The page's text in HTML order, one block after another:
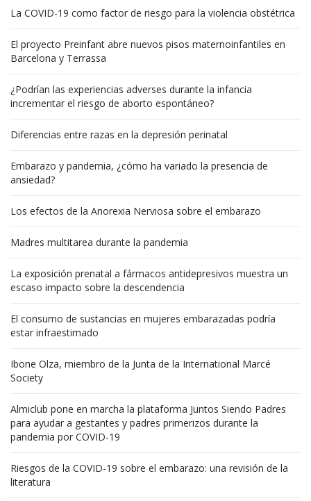
La COVID-19 como factor de riesgo para la violencia obstétrica
El proyecto Preinfant abre nuevos pisos maternoinfantiles en
Barcelona y Terrassa
¿Podrían las experiencias adverses durante la infancia
incrementar el riesgo de aborto espontáneo?
Diferencias entre razas en la depresión perinatal
Embarazo y pandemia, ¿cómo ha variado la presencia de
ansiedad?
Los efectos de la Anorexia Nerviosa sobre el embarazo
Madres multitarea durante la pandemia
La exposición prenatal a fármacos antidepresivos muestra un
escaso impacto sobre la descendencia
El consumo de sustancias en mujeres embarazadas podría
estar infraestimado
Ibone Olza, miembro de la Junta de la International Marcé
Society
Almiclub pone en marcha la plataforma Juntos Siendo Padres
para ayudar a gestantes y padres primerizos durante la
pandemia por COVID-19
Riesgos de la COVID-19 sobre el embarazo: una revisión de la
literatura